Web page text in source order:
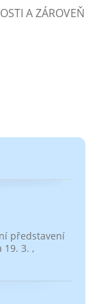
A ZÁROVEŇ
představení
19. 3. ,